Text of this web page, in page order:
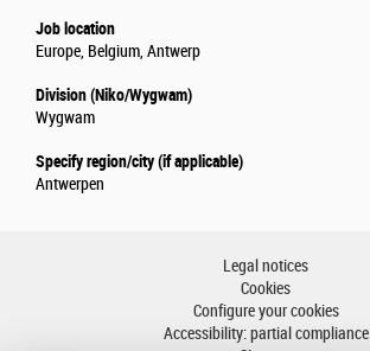
Job location
Europe, Belgium, Antwerp
Division (Niko/Wygwam)
Wygwam
Specify region/city (if applicable)
Antwerpen
Legal notices
Cookies
Configure your cookies
Accessibility: partial compliance